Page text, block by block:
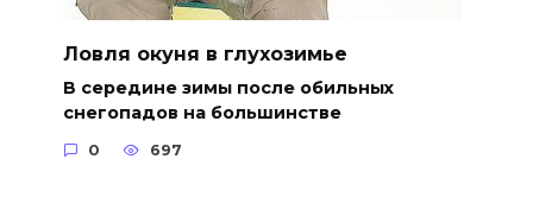
Ловля окуня в глухозимье
В середине зимы после обильных
снегопадов на большинстве
0 697